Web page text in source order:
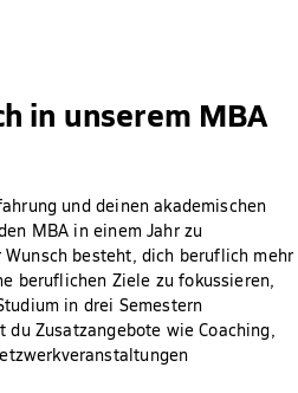
in unserem MBA
und deinen akademischen
MBA in einem Jahr zu
besteht, dich beruflich mehr
beruflichen Ziele zu fokussieren,
in drei Semestern
Zusatzangebote wie Coaching,